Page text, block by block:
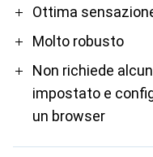
ProOttima
Molto robusto
Non richiede
impostato e
un browser